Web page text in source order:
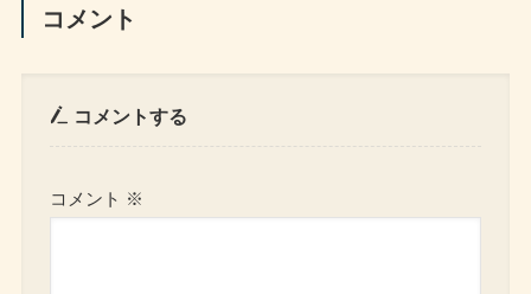
コメント
コメントする
コメント ※